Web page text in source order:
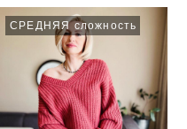
СРЕДНЯЯ сложность